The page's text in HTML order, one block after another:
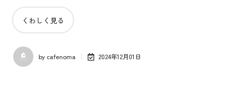
くわしく見る
by cafenoma 2024年12月01日